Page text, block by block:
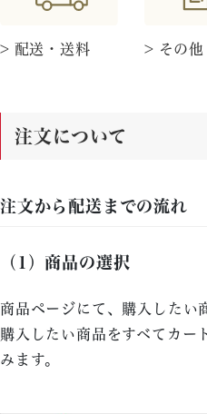
> 配送・送料 > その他
注文について
注文から配送までの流れ
（1）商品の選択
商品ページにて、購入したい
購入したい商品をすべてカー
みます。